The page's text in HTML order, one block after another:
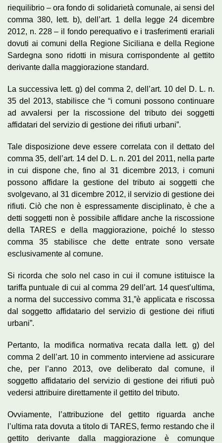
riequilibrio – ora fondo di solidarietà comunale, ai sensi del
comma 380, lett. b), dell’art. 1 della legge 24 dicembre
2012, n. 228 – il fondo perequativo e i trasferimenti erariali
dovuti ai comuni della Regione Siciliana e della Regione
Sardegna sono ridotti in misura corrispondente al gettito
derivante dalla maggiorazione standard.
La successiva lett. g) del comma 2, dell’art. 10 del D. L. n.
35 del 2013, stabilisce che “i comuni possono continuare
ad avvalersi per la riscossione del tributo dei soggetti
affidatari del servizio di gestione dei rifiuti urbani”.
Tale disposizione deve essere correlata con il dettato del
comma 35, dell’art. 14 del D. L. n. 201 del 2011, nella parte
in cui dispone che, fino al 31 dicembre 2013, i comuni
possono affidare la gestione del tributo ai soggetti che
svolgevano, al 31 dicembre 2012, il servizio di gestione dei
rifiuti. Ciò che non è espressamente disciplinato, è che a
detti soggetti non è possibile affidare anche la riscossione
della TARES e della maggiorazione, poiché lo stesso
comma 35 stabilisce che dette entrate sono versate
esclusivamente al comune.
Si ricorda che solo nel caso in cui il comune istituisce la
tariffa puntuale di cui al comma 29 dell’art. 14 quest’ultima,
a norma del successivo comma 31,”è applicata e riscossa
dal soggetto affidatario del servizio di gestione dei rifiuti
urbani”.
Pertanto, la modifica normativa recata dalla lett. g) del
comma 2 dell’art. 10 in commento interviene ad assicurare
che, per l’anno 2013, ove deliberato dal comune, il
soggetto affidatario del servizio di gestione dei rifiuti può
vedersi attribuire direttamente il gettito del tributo.
Ovviamente, l’attribuzione del gettito riguarda anche
l’ultima rata dovuta a titolo di TARES, fermo restando che il
gettito derivante dalla maggiorazione è comunque